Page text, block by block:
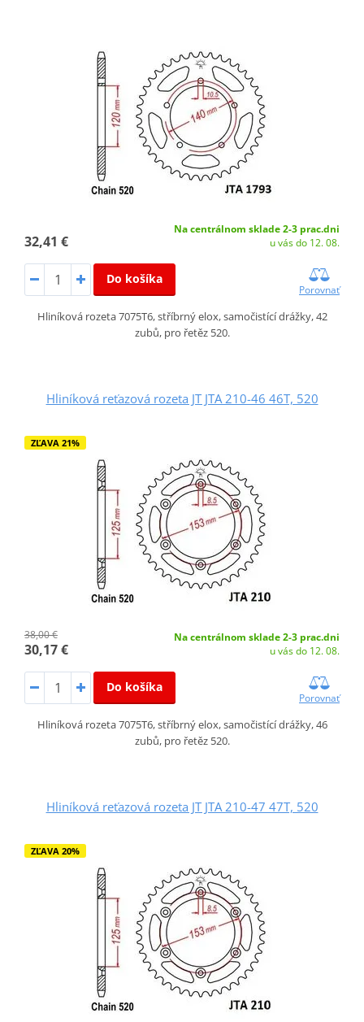
32,41 €
Na centrálnom sklade 2-3 prac.dni
u vás do 12. 08.
Do košíka
Porovnať
Hliníková rozeta 7075T6, stříbrný elox, samočistící drážky, 42
zubů, pro řetěz 520.
Hliníková reťazová rozeta JT JTA 210-46 46T, 520
ZĽAVA 21%
38,00 €
30,17 €
Na centrálnom sklade 2-3 prac.dni
u vás do 12. 08.
Do košíka
Porovnať
Hliníková rozeta 7075T6, stříbrný elox, samočistící drážky, 46
zubů, pro řetěz 520.
Hliníková reťazová rozeta JT JTA 210-47 47T, 520
ZĽAVA 20%